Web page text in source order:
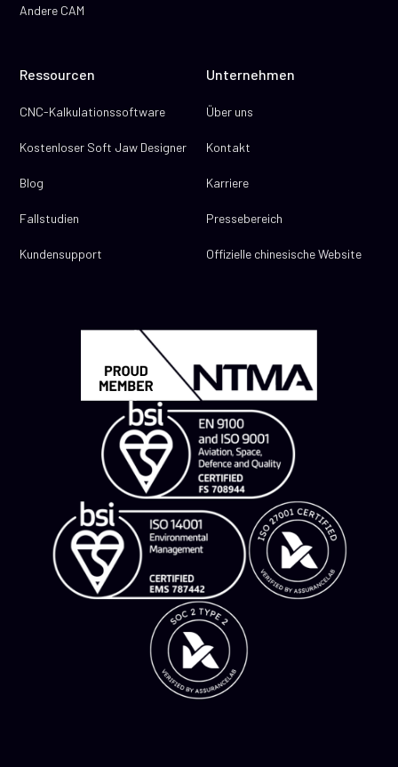
Andere CAM
Ressourcen
CNC-Kalkulationssoftware
Kostenloser Soft Jaw Designer
Blog
Fallstudien
Kundensupport
Unternehmen
Über uns
Kontakt
Karriere
Pressebereich
Offizielle chinesische Website